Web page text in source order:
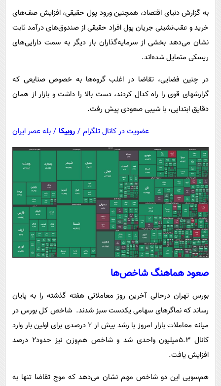
بین الملل
به گزارش دنیای اقتصاد، همچنین ورود پول حقیقی، افزایش صف‌های
خرید و عقب‌نشینی جریان پول افراد حقیقی از صندوق‌های درآمد ثابت
نشان می‌دهد بخشی از سرمایه‌گذاران بار دیگر به سمت دارایی‌های
ریسکی متمایل شده‌اند.
در چنین فضایی، تقاضا در اغلب گروه‌ها به خصوص صنایعی که
گزارشهای قوی را راه کدال کردند، دست بالا را داشت و بازار از همان
دقایق ابتدایی، با شیبی صعودی پیش رفت.
عضویت در کانال تلگرام / روبیکا / بله عصر ایران
صعود هماهنگ شاخص‌ها
بورس تهران درحالی آخرین روز معاملاتی هفته گذشته را به پایان
رساند که نماگرهای سهامی یکدست سبز شدند. شاخص کل بورس در
میانه معاملات بازار امروز با رشد بیش از ۲ درصدی برای اولین بار وارد
کانال 5.3میلیون واحدی شد و شاخص هم‌وزن نیز حدود2 درصد
افزایش یافت.
هم‌سویی این دو شاخص مهم نشان می‌دهد که موج تقاضا تنها به